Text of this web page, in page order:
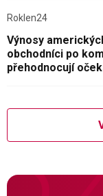
Roklen24
Výnosy
obchodníci po
přehodnocují